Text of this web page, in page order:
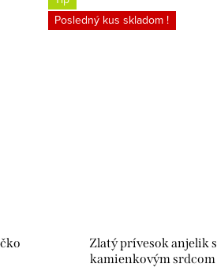
Posledný kus skladom !
Zlatý prívesok anjelik s
kamienkovým srdcom